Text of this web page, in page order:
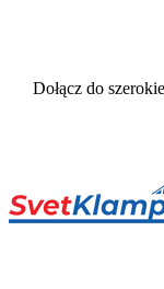
Dołącz do